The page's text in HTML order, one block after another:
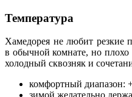
Температура
Хамедорея не любит резкие
в обычной комнате, но плохо
холодный сквозняк и
комфортный диапазон: